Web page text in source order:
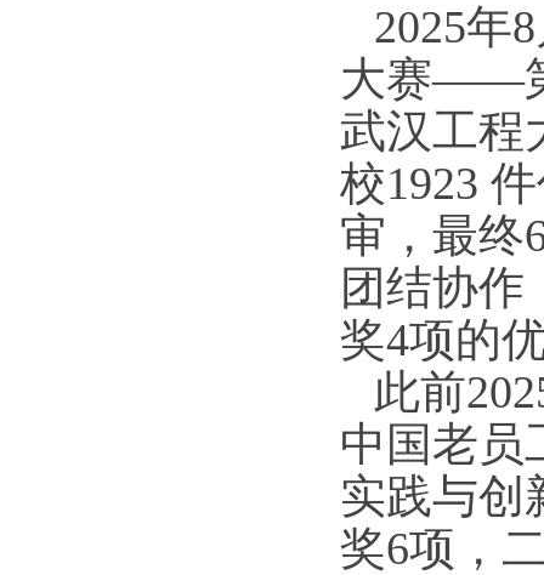
2025年
大赛——
武汉工程
校1923
审，最终
团结协作
奖4项的
此前
中国老
实践与创
奖6项，